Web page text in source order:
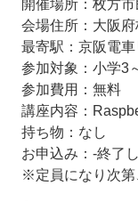
開催場所：枚方
会場住所：大阪
最寄駅：京阪電車
参加対象：小学3
参加費用：無料
講座内容：
持ち物：なし
お申込み：-終了
※定員になり次第